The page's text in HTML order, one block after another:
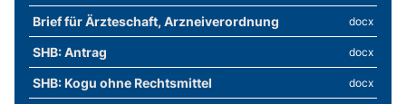
Brief für Ärzteschaft, Arzneiverordnung docx
SHB: Antrag docx
SHB: Kogu ohne Rechtsmittel docx